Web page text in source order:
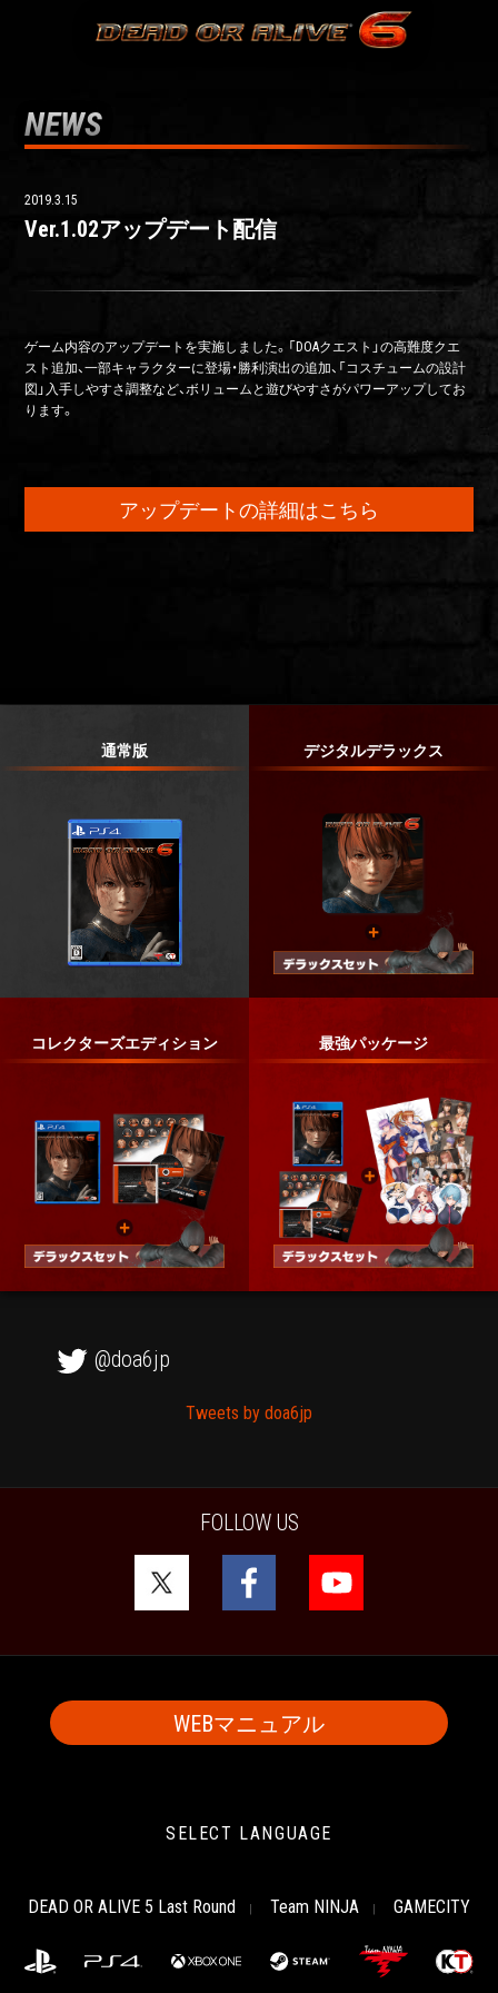
NEWS
2019.3.15
Ver.1.02アップデート配信
ゲーム内容のアップデートを実施しました。「DOAクエスト」の高難度クエ
スト追加、一部キャラクターに登場・勝利演出の追加、「コスチュームの設計
図」入手しやすさ調整など、ボリュームと遊びやすさがパワーアップしてお
ります。
アップデートの詳細はこちら
通常版 デジタルデラックス
コレクターズエディション 最強パッケージ
@doa6jp
Tweets by doa6jp
FOLLOW US
WEBマニュアル
SELECT LANGUAGE
DEAD OR ALIVE 5 Last Round Team NINJA GAMECITY